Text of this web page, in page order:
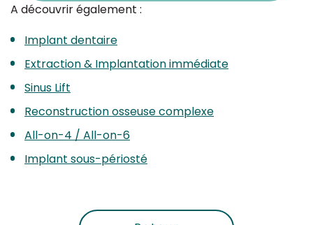
A découvrir également :
Implant dentaire
Extraction & Implantation immédiate
Sinus Lift
Reconstructionosseuse complexe
All-on-4 / All-on-6
Implant sous-périosté